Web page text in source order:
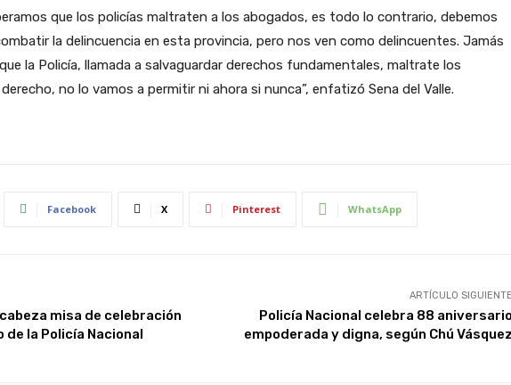
que los policías maltraten a los abogados, es todo lo contrario, debemos
la delincuencia en esta provincia, pero nos ven como delincuentes. Jamás
la Policía, llamada a salvaguardar derechos fundamentales, maltrate los
no lo vamos a permitir ni ahora si nunca”, enfatizó Sena del Valle.
Facebook X Pinterest WhatsApp
misa de celebración
la Policía Nacional
ARTÍCULO SIGUIENTE
Policía Nacional celebra 88 aniversario
empoderada y digna, según Chú Vásquez